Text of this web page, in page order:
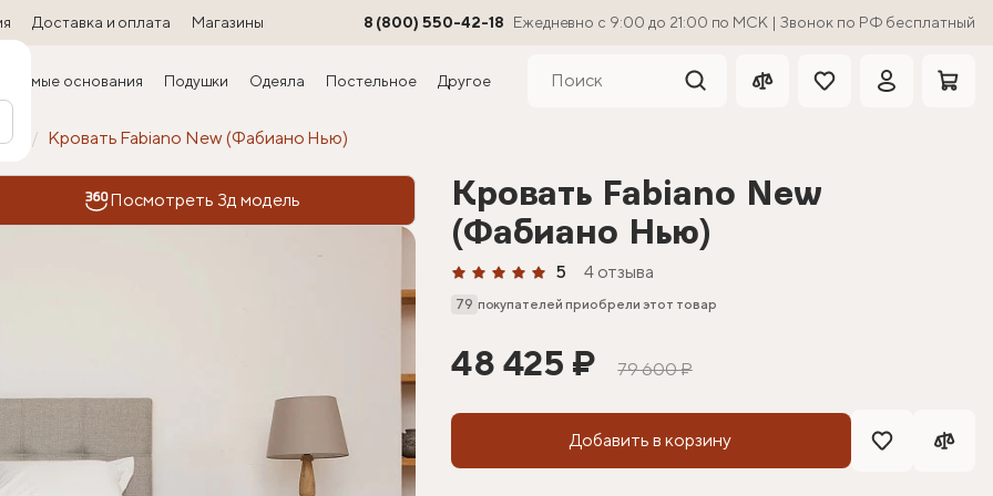
Доставка и оплата Магазины 8 (800) 550-42-18 Ежедневно с 9:00 до 21:00 по МСК | Звонок по РФ бесплатный
основания Подушки Одеяла Постельное Другое
Кровать Fabiano New (Фабиано Нью)
Посмотреть 3д модель
Кровать Fabiano New
(Фабиано Нью)
5 4 отзыва
79 покупателей приобрели этот товар
48 425 ₽ 79 600 ₽
Добавить в корзину